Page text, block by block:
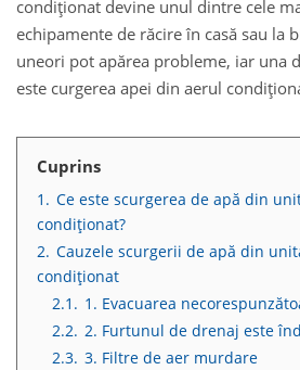
condiționat devine unul dintre cele
echipamente de răcire în casă sau la
uneori pot apărea probleme, iar una
este curgerea apei din aerul
Cuprins
1. Ce este scurgerea de apă din
condiționat?
2. Cauzele scurgerii de apă din
condiționat
2.1. 1. Evacuarea
2.2. 2. Furtunul de drenaj este
2.3. 3. Filtre de aer murdare